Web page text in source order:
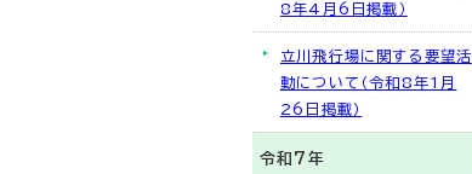
8年4月6日掲載）
立川飛行場に関する要望活
動について（令和8年1月
26日掲載）
令和7年